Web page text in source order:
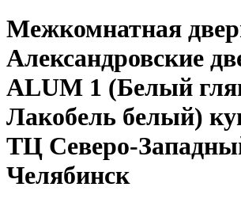
Межкомнатная
Александровские
ALUM 1 (Белый
Лакобель белый)
ТЦ Северо-
Челябинск